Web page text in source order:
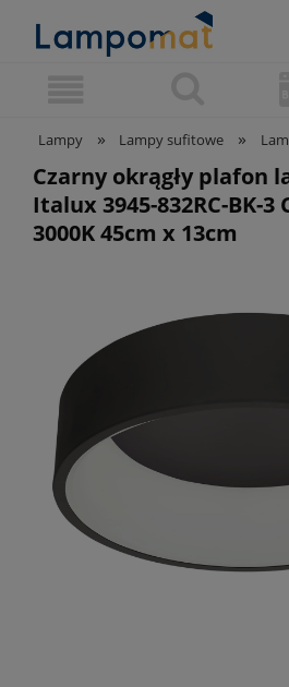
Lampy » Lampy sufitowe »
Czarny okrągły plafon
Italux 3945-832RC-BK-3
3000K 45cm x 13cm